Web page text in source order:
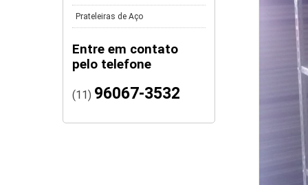
Prateleiras de Aço
Entre em contato
pelo telefone
(11) 96067-3532